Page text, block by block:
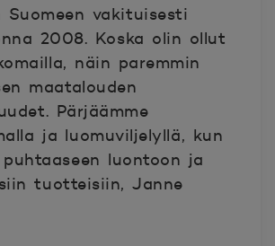
vakituisesti
2008. Koska olin ollut
näin paremmin
maatalouden
Pärjäämme
ja luomuviljelyllä, kun
puhtaaseen luontoon ja
tuotteisiin, Janne